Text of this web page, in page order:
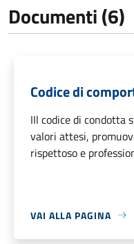
Documenti (6)
Codice di
IIl codice di condotta
valori attesi,
rispettoso e
VAI ALLA PAGINA